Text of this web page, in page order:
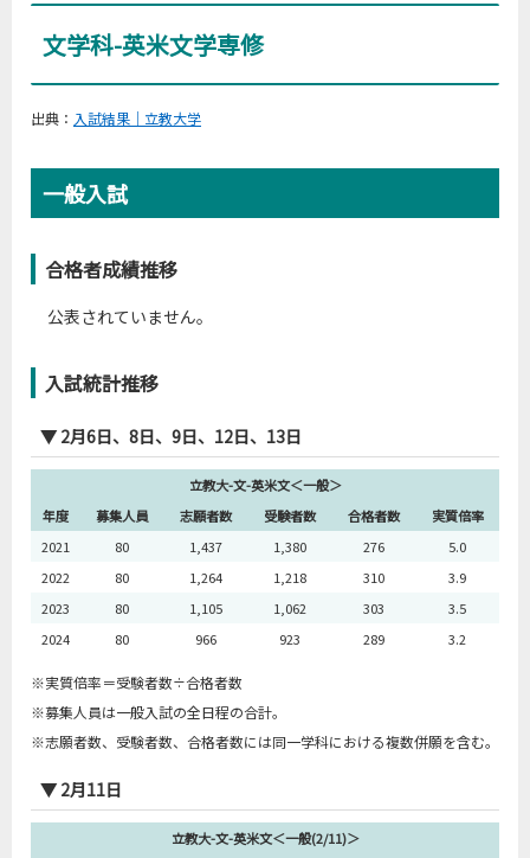
立教大-文-キリスト＜全学部3教科＞
2007
3
2008
5 78 77 12
6.4
2009
2011
5
2013
5
2015
5
2017
5 60 58 13
4.5
79 76
2019
5 91 90 11
8.2
2020
69 68 9 7.6
立教大-文-キリスト＜全学部グローバル＞
年度
募集人員 志願者数 受験者数
2017
2018
2 27 27 3
9.0
文学科-英米文学専修
出典： 入試結果｜立教大学
一般入試
合格者成績推移
公表されていません。
入試統計推移
▼ 2月6日、8日、9日、12日、13日
立教大-文-英米文＜一般＞
年度
募集人員 志願者数 受験者数 合格者数
実質倍率
2021
80 1,437 1,380 276
5.0
2022
80 1,264 1,218 310
3.9
2023
80 1,105 1,062 303
3.5
2024
80 966 923 289 3.2
※実質倍率＝受験者数÷合格者数
※募集人員は一般入試の全日程の合計。
※志願者数、受験者数、合格者数には同一学科における複数併願を含む。
▼ 2月11日
立教大-文-英米文＜一般(2/11)＞